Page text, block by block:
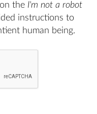
the I'm not a robot
instructions to
human being.